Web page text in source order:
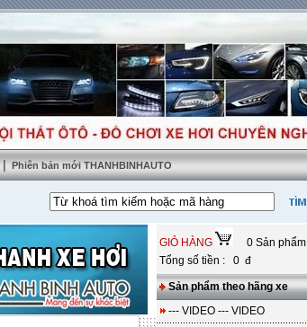
| Phiên bản mới THANHBINHAUTO
GIỎ HÀNG
0 Sản phẩm
Tổng số tiền : 0 đ
Sản phẩm theo hãng xe
--- VIDEO --- VIDEO